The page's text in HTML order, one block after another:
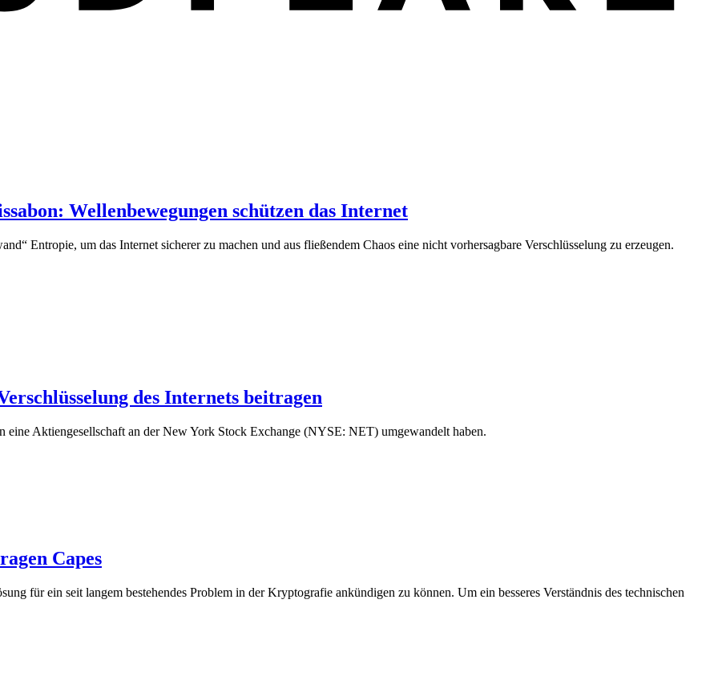
Wellenbewegungen schützen das Internet
Entropie, um das Internet sicherer zu machen und aus fließendem Chaos eine nicht vorhersagbare Verschlüsselung zu erzeugen.
des Internets beitragen
Aktiengesellschaft an der New York Stock Exchange (NYSE: NET) umgewandelt haben.
Capes
für ein seit langem bestehendes Problem in der Kryptografie ankündigen zu können. Um ein besseres Verständnis des technischen